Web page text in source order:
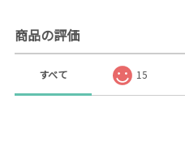
商品の評価
すべて 15